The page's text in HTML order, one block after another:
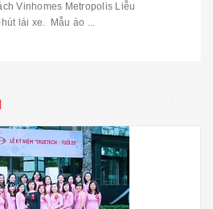
Vinhomes Metropolis Liễu
Giai khoảng 1,2 km và 10 phút lái xe. Mẫu áo ...